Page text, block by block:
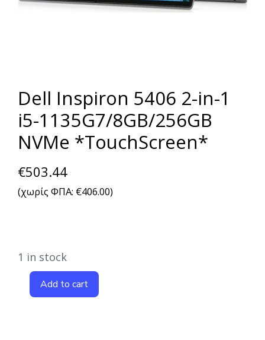
Dell Inspiron 5406 2-in-1
i5-1135G7/8GB/256GB
NVMe *TouchScreen*
€503.44
(χωρίς ΦΠΑ: €406.00)
1 in stock
Add to cart